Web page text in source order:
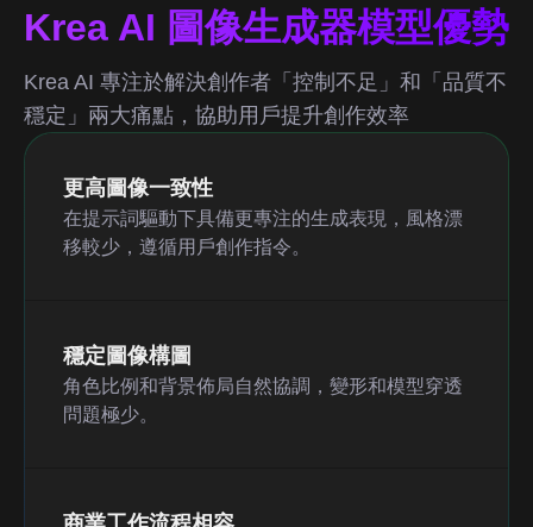
Krea AI 圖像生成器模型優勢
Krea AI 專注於解決創作者「控制不足」和「品質不
穩定」兩大痛點，協助用戶提升創作效率
更高圖像一致性
在提示詞驅動下具備更專注的生成表現，風格漂
移較少，遵循用戶創作指令。
穩定圖像構圖
角色比例和背景佈局自然協調，變形和模型穿透
問題極少。